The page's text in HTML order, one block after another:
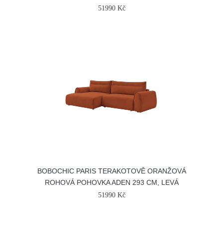
51990 Kč
BOBOCHIC PARIS TERAKOTOVĚ ORANŽOVÁ
ROHOVÁ POHOVKA ADEN 293 CM, LEVÁ
51990 Kč